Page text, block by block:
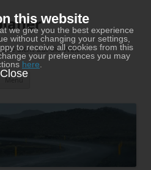
this website
we give you the best experience
without changing your settings,
to receive all cookies from this
your preferences you may
here
Close
Sicht auf die Welt
Menü